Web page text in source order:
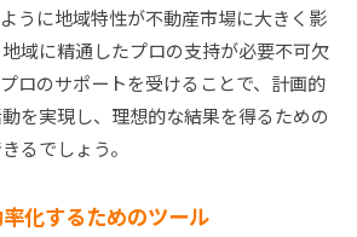
うに地域特性が不動産市場に大きく影
域に精通したプロの支持が必要不可欠
ロのサポートを受けることで、計画的
を実現し、理想的な結果を得るための
るでしょう。
化するためのツール